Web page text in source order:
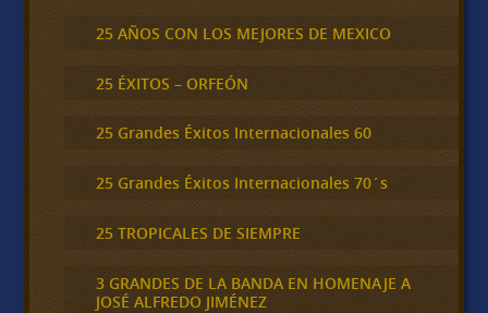
25 AÑOS CON LOS MEJORES DE MEXICO
25 ÉXITOS – ORFEÓN
25 Grandes Éxitos Internacionales 60
25 Grandes Éxitos Internacionales 70´s
25 TROPICALES DE SIEMPRE
3 GRANDES DE LA BANDA EN HOMENAJE A
JOSÉ ALFREDO JIMÉNEZ